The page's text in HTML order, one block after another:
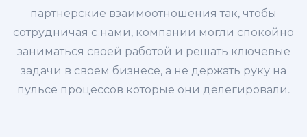
партнерские взаимоотношения так, чтобы
сотрудничая с нами, компании могли спокойно
заниматься своей работой и решать ключевые
задачи в своем бизнесе, а не держать руку на
пульсе процессов которые они делегировали.